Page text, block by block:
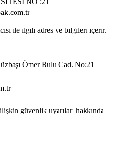
NO :21
ile ilgili adres ve bilgileri içerir.
Ömer Bulu Cad. No:21
güvenlik uyarıları hakkında